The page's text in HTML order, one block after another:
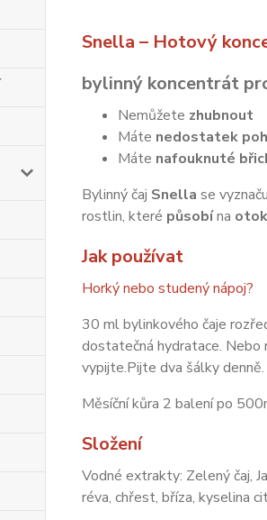
Snella – Hotový
bylinný koncentrát
Nemůžete zhubnout
Máte nedostatek
Máte nafouknuté
Bylinný čaj Snella se
rostlin, které působína
Jak používat
Horký nebo studený nápoj?
30 ml bylinkového čaje
dostatečná hydratace.
vypijte.Pijte dva šálky denně.
Měsíční kůra 2 balení po
Složení
Vodné extrakty: Zelený čaj,
réva, chřest, bříza, kyselina